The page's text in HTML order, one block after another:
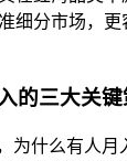
细分市场，
的三大关键
为什么有人